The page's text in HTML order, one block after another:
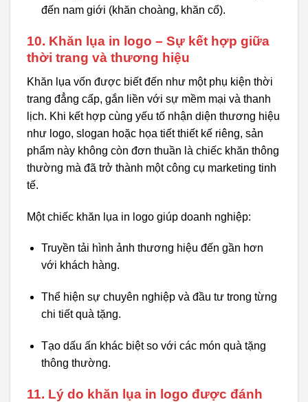
đến nam giới (khăn choàng, khăn cổ).
10. Khăn lụa in logo – Sự kết hợp giữa
thời trang và thương hiệu
Khăn lụa vốn được biết đến như một phụ kiện thời
trang đẳng cấp, gắn liền với sự mềm mại và thanh
lịch. Khi kết hợp cùng yếu tố nhận diện thương hiệu
như logo, slogan hoặc họa tiết thiết kế riêng, sản
phẩm này không còn đơn thuần là chiếc khăn thông
thường mà đã trở thành một công cụ marketing tinh
tế.
Một chiếc khăn lụa in logo giúp doanh nghiệp:
Truyền tải hình ảnh thương hiệu đến gần hơn
với khách hàng.
Thể hiện sự chuyên nghiệp và đầu tư trong từng
chi tiết quà tặng.
Tạo dấu ấn khác biệt so với các món quà tặng
thông thường.
11. Lý do khăn lụa in logo được đánh